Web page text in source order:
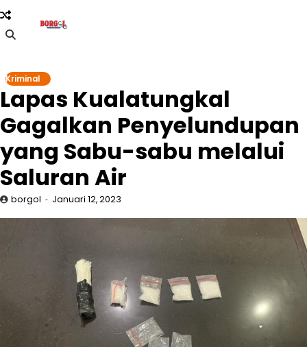
Skip
to
content
Kriminal
Lapas Kualatungkal
Gagalkan Penyelundupan
yang Sabu-sabu melalui
Saluran Air
borgol Januari 12, 2023